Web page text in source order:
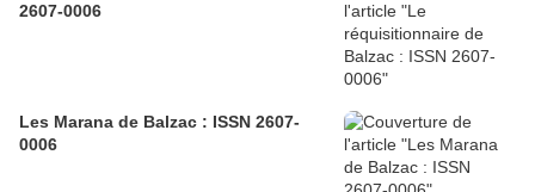
2607-0006
Les Marana de Balzac : ISSN 2607-
0006